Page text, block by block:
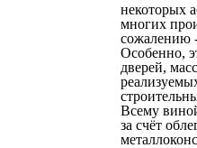
некоторых
многих
сожалению
Особенно,
дверей,
Всему
за счёт